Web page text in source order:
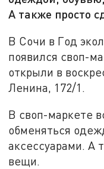
А также просто
В Сочи в Год
появился своп-
открыли в
Ленина, 172/1.
В своп-маркете
обменяться
аксессуарами. А
вещи.